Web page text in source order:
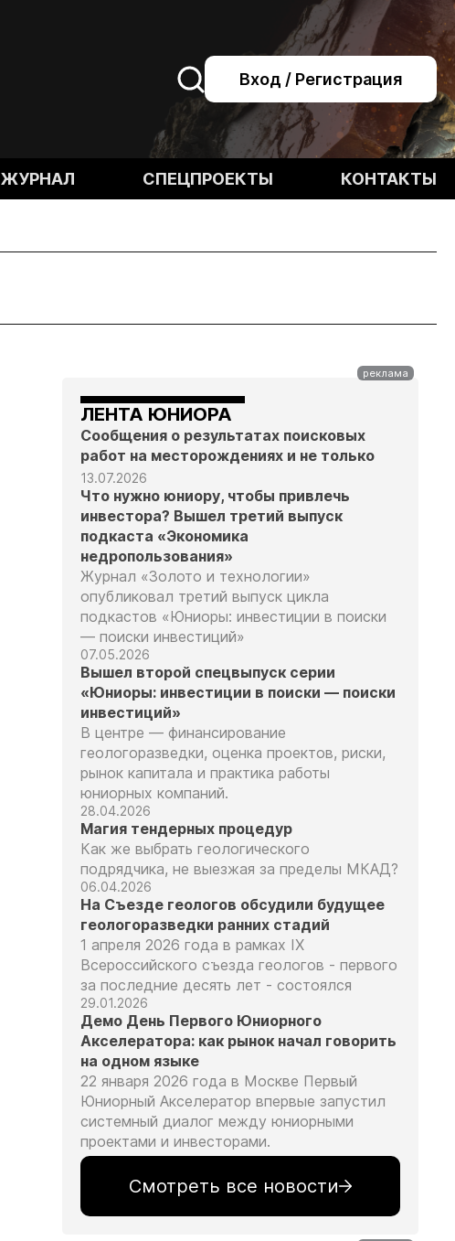
Вход / Регистрация
ЖУРНАЛ СПЕЦПРОЕКТЫ КОНТАКТЫ
ЛЕНТА ЮНИОРА
Сообщения о результатах поисковых
работ на месторождениях и не только
13.07.2026
Что нужно юниору, чтобы привлечь
инвестора? Вышел третий выпуск
подкаста «Экономика
недропользования»
Журнал «Золото и технологии»
опубликовал третий выпуск цикла
подкастов «Юниоры: инвестиции в поиски
— поиски инвестиций»
07.05.2026
Вышел второй спецвыпуск серии
«Юниоры: инвестиции в поиски — поиски
инвестиций»
В центре — финансирование
геологоразведки, оценка проектов, риски,
рынок капитала и практика работы
юниорных компаний.
28.04.2026
Магия тендерных процедур
Как же выбрать геологического
подрядчика, не выезжая за пределы МКАД?
06.04.2026
На Съезде геологов обсудили будущее
геологоразведки ранних стадий
1 апреля 2026 года в рамках IX
Всероссийского съезда геологов - первого
за последние десять лет - состоялся
29.01.2026
Демо День Первого Юниорного
Акселератора: как рынок начал говорить
на одном языке
22 января 2026 года в Москве Первый
Юниорный Акселератор впервые запустил
системный диалог между юниорными
проектами и инвесторами.
Смотреть все новости